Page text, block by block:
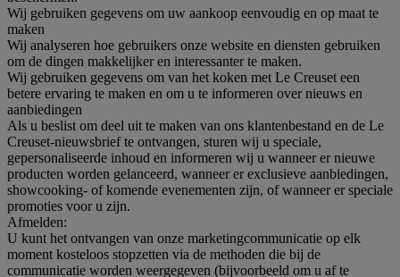
Wij gebruiken gegevens om uw aankoop eenvoudig en op maat te
maken
Wij analyseren hoe gebruikers onze website en diensten gebruiken
om de dingen makkelijker en interessanter te maken.
Wij gebruiken gegevens om van het koken met Le Creuset een
betere ervaring te maken en om u te informeren over nieuws en
aanbiedingen
Als u beslist om deel uit te maken van ons klantenbestand en de Le
Creuset-nieuwsbrief te ontvangen, sturen wij u speciale,
gepersonaliseerde inhoud en informeren wij u wanneer er nieuwe
producten worden gelanceerd, wanneer er exclusieve aanbiedingen,
showcooking- of komende evenementen zijn, of wanneer er speciale
promoties voor u zijn.
Afmelden:
U kunt het ontvangen van onze marketingcommunicatie op elk
moment kosteloos stopzetten via de methoden die bij de
communicatie worden weergegeven (bijvoorbeeld om u af te